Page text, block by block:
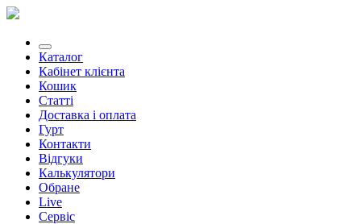
Каталог
Кабінет клієнта
Кошик
Статті
Доставка і оплата
Гурт
Контакти
Відгуки
Калькулятори
Обране
Live
Сервіс